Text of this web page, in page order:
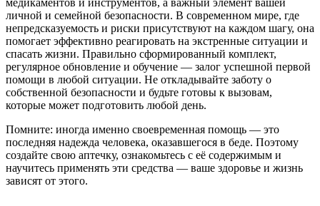
медикаментов и инструментов, а важный элемент вашей
личной и семейной безопасности. В современном мире, где
непредсказуемость и риски присутствуют на каждом шагу, она
помогает эффективно реагировать на экстренные ситуации и
спасать жизни. Правильно сформированный комплект,
регулярное обновление и обучение — залог успешной первой
помощи в любой ситуации. Не откладывайте заботу о
собственной безопасности и будьте готовы к вызовам,
которые может подготовить любой день.
Помните: иногда именно своевременная помощь — это
последняя надежда человека, оказавшегося в беде. Поэтому
создайте свою аптечку, ознакомьтесь с её содержимым и
научитесь применять эти средства — ваше здоровье и жизнь
зависят от этого.